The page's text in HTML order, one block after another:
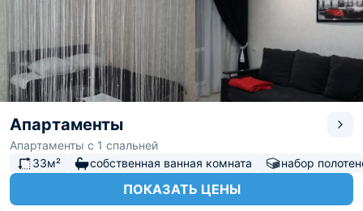
Апартаменты
Апартаменты с 1 спальней
33м²
собственная ванная комната набор
ПОКАЗАТЬ ЦЕНЫ